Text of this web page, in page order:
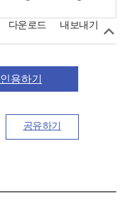
다운로드 내보내기
인용하기
공유하기